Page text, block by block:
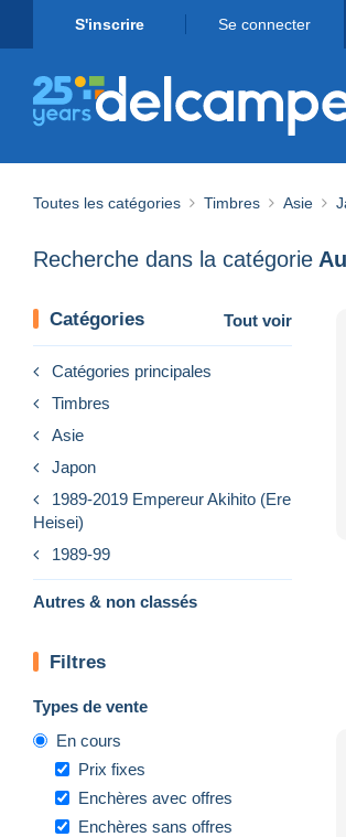
S'inscrire Se connecter
Toutes les catégories Timbres Asie
Recherche dans la catégorie
Catégories Tout voir
Catégories principales
Timbres
Asie
Japon
1989-2019 Empereur Akihito (Ere
Heisei)
1989-99
Autres & non classés
Filtres
Types de vente
En cours
Prix fixes
Enchères avec offres
Enchères sans offres